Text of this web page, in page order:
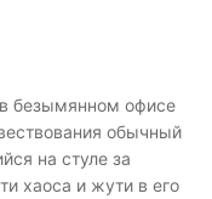
безымянном офисе
обычный
на стуле за
хаоса и жути в его